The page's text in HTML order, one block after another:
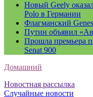
Новый Geely
Polo в Германии
Флагманский
Путин объявил
Прошла премьера
Senat 900
Домашний
Новостная рассылка
Случайные новости